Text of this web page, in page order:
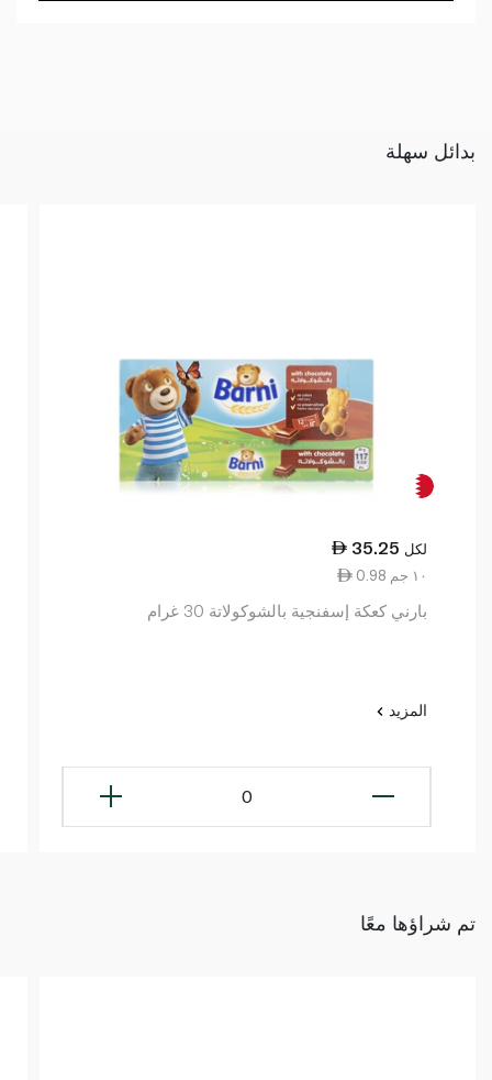
بدائل سهلة
35.25 لكل
0.98 ١٠ جم
بارني كعكة إسفنجية بالشوكولاتة 30 غرام
المزيد
0
تم شراؤها معًا